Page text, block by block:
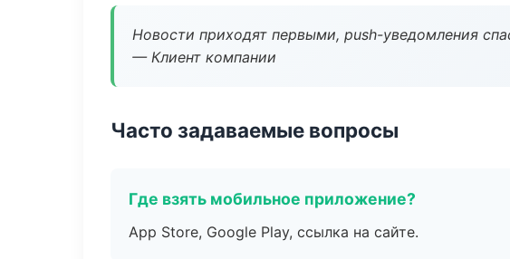
Новости приходят первыми, push-уведомления
— Клиент компании
Часто задаваемые вопросы
Где взять мобильное приложение?
App Store, Google Play, ссылка на сайте.